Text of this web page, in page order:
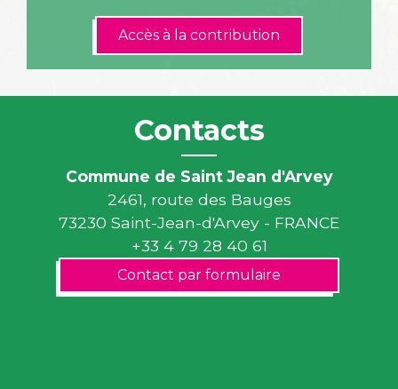
Accès à la contribution
Contacts
Commune de Saint Jean d'Arvey
2461, route des Bauges
73230 Saint-Jean-d'Arvey - FRANCE
+33 4 79 28 40 61
Contact par formulaire